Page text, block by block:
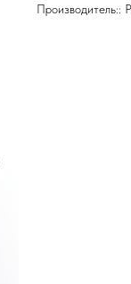
Производитель::